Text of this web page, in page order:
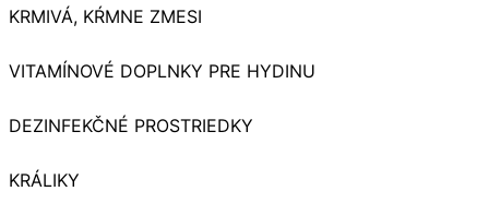
KRMIVÁ, KŔMNE ZMESI
VITAMÍNOVÉ DOPLNKY PRE HYDINU
DEZINFEKČNÉ PROSTRIEDKY
KRÁLIKY